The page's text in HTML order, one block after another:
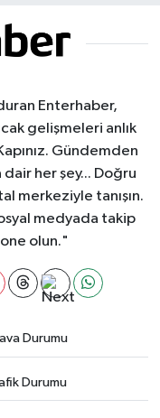
Enterhaber,
gelişmeleri anlık
Gündemden
her şey... Doğru
merkeziyle tanışın.
medyada takip
olun."
Durumu
Durumu